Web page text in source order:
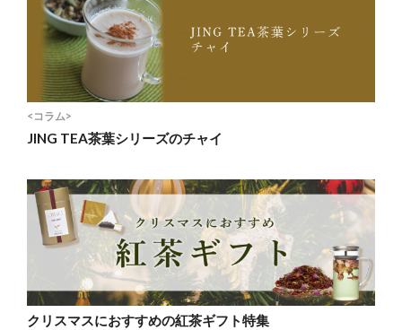
<コラム>
JING TEA茶葉シリーズのチャイ
クリスマスにおすすめの紅茶ギフト特集